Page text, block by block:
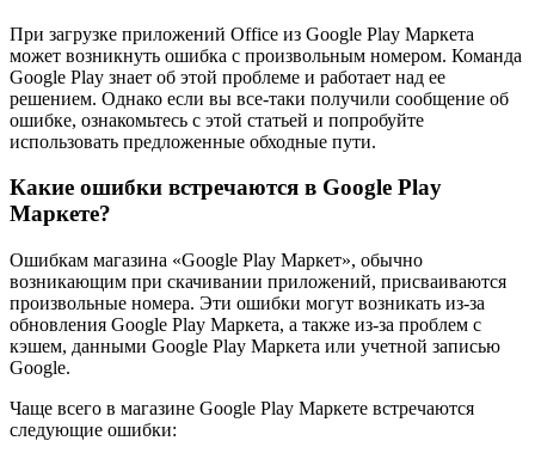
При загрузке приложений Office из Google Play Маркета
может возникнуть ошибка с произвольным номером. Команда
Google Play знает об этой проблеме и работает над ее
решением. Однако если вы все-таки получили сообщение об
ошибке, ознакомьтесь с этой статьей и попробуйте
использовать предложенные обходные пути.
Какие ошибки встречаются в Google Play
Маркете?
Ошибкам магазина «Google Play Маркет», обычно
возникающим при скачивании приложений, присваиваются
произвольные номера. Эти ошибки могут возникать из-за
обновления Google Play Маркета, а также из-за проблем с
кэшем, данными Google Play Маркета или учетной записью
Google.
Чаще всего в магазине Google Play Маркете встречаются
следующие ошибки: